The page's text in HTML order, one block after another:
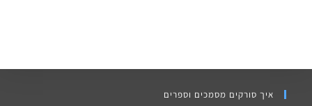
איך סורקים מסמכים וספרים